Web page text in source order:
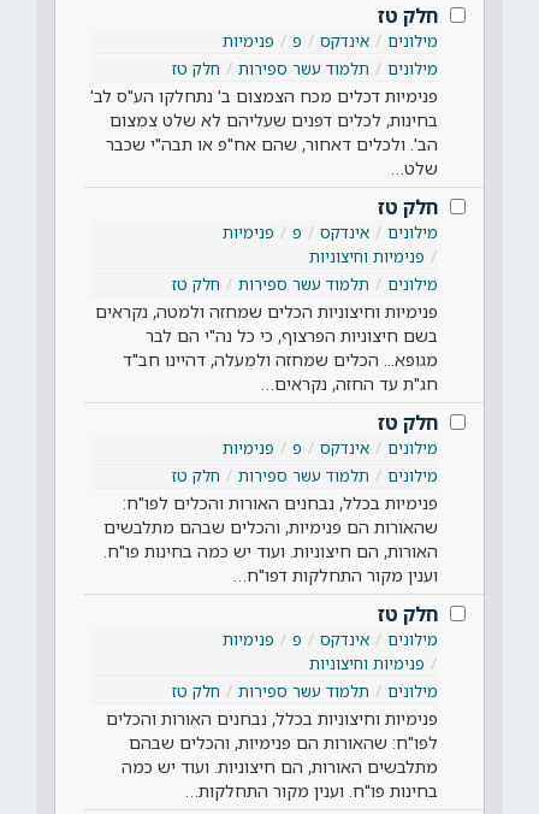
חלק טז
מילונים אינדקס פ
פנימיות
מילונים
תלמוד עשר ספירות חלק טז
פנימיות דכלים מכח הצמצום ב' נתחלקו הע"ס לב'
בחינות, לכלים דפנים שעליהם לא שלט צמצום
הב'. ולכלים דאחור, שהם אח"פ או תבה"י שכבר
שלט…
חלק טז
מילונים אינדקס פ
פנימיות
פנימיות וחיצוניות
מילונים
תלמוד עשר ספירות חלק טז
פנימיות וחיצוניות הכלים שמחזה ולמטה, נקראים
בשם חיצוניות הפרצוף, כי כל נה"י הם לבר
מגופא... הכלים שמחזה ולמעלה, דהיינו חב"ד
חג"ת עד החזה, נקראים…
חלק טז
מילונים אינדקס פ
פנימיות
מילונים
תלמוד עשר ספירות חלק טז
פנימיות בכלל, נבחנים האורות והכלים לפו"ח:
שהאורות הם פנימיות, והכלים שבהם מתלבשים
האורות, הם חיצוניות. ועוד יש כמה בחינות פו"ח.
וענין מקור התחלקות דפו"ח…
חלק טז
מילונים אינדקס פ
פנימיות
פנימיות וחיצוניות
מילונים
תלמוד עשר ספירות חלק טז
פנימיות וחיצוניות בכלל, נבחנים האורות והכלים
לפו"ח: שהאורות הם פנימיות, והכלים שבהם
מתלבשים האורות, הם חיצוניות. ועוד יש כמה
בחינות פו"ח. וענין מקור התחלקות…